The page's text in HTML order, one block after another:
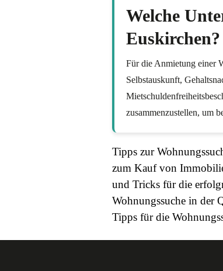
Welche
Euskirchen?
Für die Anmietung einer
Selbstauskunft,
zusammenzustellen, um
Tipps zur
zum Kauf von
und Tricks für die
Wohnungssuche in der
Tipps für die